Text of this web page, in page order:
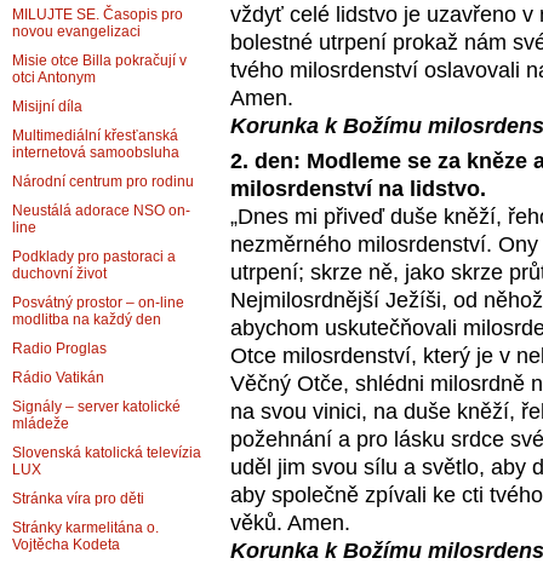
vždyť celé lidstvo je uzavřeno
bolestné utrpení prokaž nám
tvého milosrdenství oslavovali
Amen.
Korunka k Božímu
2. den: Modleme se za kněze
milosrdenství na lidstvo.
„Dnes mi přiveď duše kněží,
nezměrného milosrdenství.
utrpení; skrze ně, jako skrze
Nejmilosrdnější Ježíši, od
abychom uskutečňovali
Otce milosrdenství, který je v
Věčný Otče, shlédni milosrdně
na svou vinici, na duše kněží,
požehnání a pro lásku srdce
uděl jim svou sílu a světlo, aby
aby společně zpívali ke cti
věků. Amen.
Korunka k Božímu
MILUJTE SE. Časopis pro
novou evangelizaci
Misie otce Billa pokračují v
otci Antonym
Misijní díla
Multimediální křesťanská
internetová samoobsluha
Národní centrum pro rodinu
Neustálá adorace NSO on-
line
Podklady pro pastoraci a
duchovní život
Posvátný prostor – on-line
modlitba na každý den
Radio Proglas
Rádio Vatikán
Signály – server katolické
mládeže
Slovenská katolická televízia
LUX
Stránka víra pro děti
Stránky karmelitána o.
Vojtěcha Kodeta